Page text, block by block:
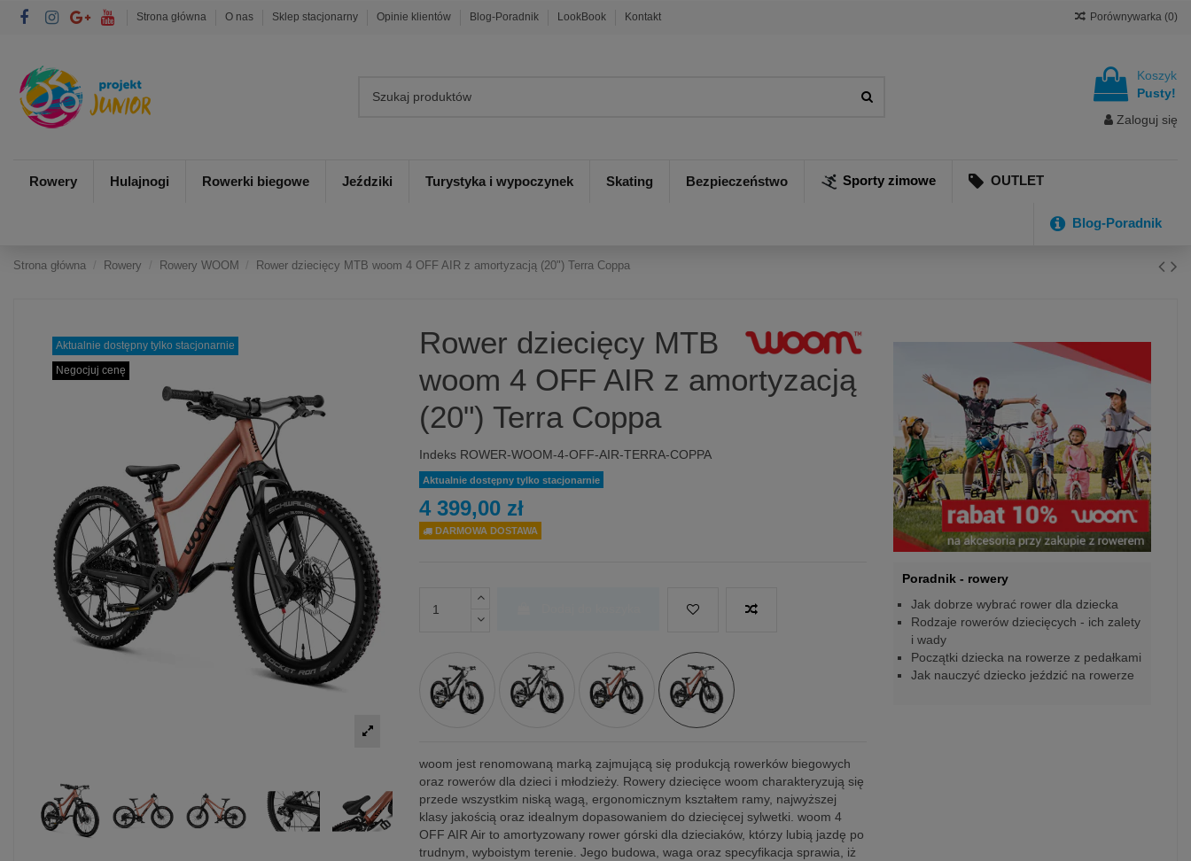
Strona główna O nas Sklep stacjonarny Opinie klientów Blog-Poradnik LookBook Kontakt Porównywarka (0)
Koszyk
Pusty!
Zaloguj się
Rowery Hulajnogi Rowerki biegowe Jeździki Turystyka i wypoczynek Skating Bezpieczeństwo Sporty zimowe OUTLET
Blog-Poradnik
Strona główna Rowery Rowery WOOM Rower dziecięcy MTB woom 4 OFF AIR z amortyzacją (20") Terra Coppa
Aktualnie dostępny tylko stacjonarnie
Negocjuj cenę
Rower dziecięcy MTB
woom 4 OFF AIR z amortyzacją
(20") Terra Coppa
Indeks ROWER-WOOM-4-OFF-AIR-TERRA-COPPA
Aktualnie dostępny tylko stacjonarnie
4 399,00 zł
DARMOWA DOSTAWA
woom jest renomowaną marką zajmującą się produkcją rowerków biegowych
oraz rowerów dla dzieci i młodzieży. Rowery dziecięce woom charakteryzują się
przede wszystkim niską wagą, ergonomicznym kształtem ramy, najwyższej
klasy jakością oraz idealnym dopasowaniem do dziecięcej sylwetki. woom 4
OFF AIR Air to amortyzowany rower górski dla dzieciaków, którzy lubią jazdę po
trudnym, wyboistym terenie. Jego budowa, waga oraz specyfikacja sprawia, iż
Poradnik - rowery
Jak dobrze wybrać rower dla dziecka
Rodzaje rowerów dziecięcych - ich zalety
i wady
Początki dziecka na rowerze z pedałkami
Jak nauczyć dziecko jeździć na rowerze